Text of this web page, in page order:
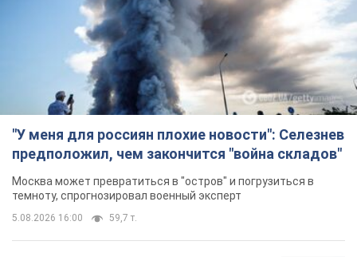
"У меня для россиян плохие новости": Селезнев
предположил, чем закончится "война складов"
Москва может превратиться в "остров" и погрузиться в
темноту, спрогнозировал военный эксперт
5.08.2026 16:00 59,7 т.